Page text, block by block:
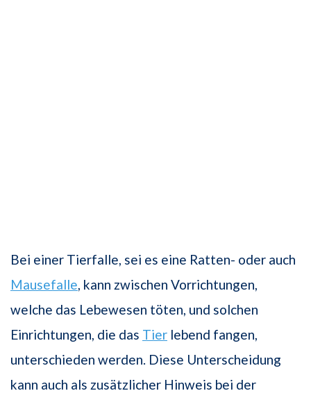
Bei einer Tierfalle, sei es eine Ratten- oder auch
Mausefalle , kann zwischen Vorrichtungen,
welche das Lebewesen töten, und solchen
Einrichtungen, die das Tier lebend fangen,
unterschieden werden. Diese Unterscheidung
kann auch als zusätzlicher Hinweis bei der